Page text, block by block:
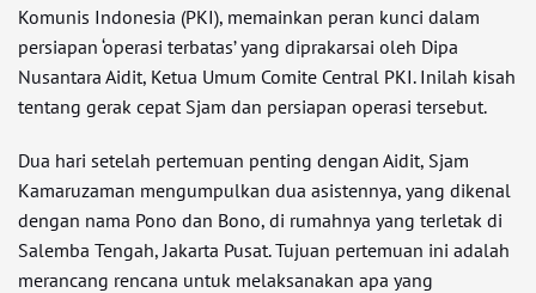
Komunis Indonesia (PKI), memainkan peran kunci dalam
persiapan ‘operasi terbatas’ yang diprakarsai oleh Dipa
Nusantara Aidit, Ketua Umum Comite Central PKI. Inilah kisah
tentang gerak cepat Sjam dan persiapan operasi tersebut.
Dua hari setelah pertemuan penting dengan Aidit, Sjam
Kamaruzaman mengumpulkan dua asistennya, yang dikenal
dengan nama Pono dan Bono, di rumahnya yang terletak di
Salemba Tengah, Jakarta Pusat. Tujuan pertemuan ini adalah
merancang rencana untuk melaksanakan apa yang